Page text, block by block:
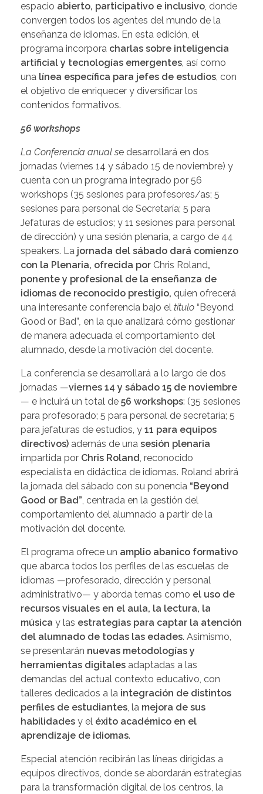
espacio abierto, participativo e inclusivo, donde
convergen todos los agentes del mundo de la
enseñanza de idiomas. En esta edición, el
programa incorpora charlas sobre inteligencia
artificial y tecnologías emergentes, así como
una línea específica para jefes de estudios, con
el objetivo de enriquecer y diversificar los
contenidos formativos.
56 workshops
La Conferencia anual se desarrollará en dos
jornadas (viernes 14 y sábado 15 de noviembre) y
cuenta con un programa integrado por 56
workshops (35 sesiones para profesores/as; 5
sesiones para personal de Secretaría; 5 para
Jefaturas de estudios; y 11 sesiones para personal
de dirección) y una sesión plenaria, a cargo de 44
speakers. La jornada del sábado dará comienzo
con la Plenaria, ofrecida por Chris Roland,
ponente y profesional de la enseñanza de
idiomas de reconocido prestigio, quien ofrecerá
una interesante conferencia bajo el título “Beyond
Good or Bad”, en la que analizará cómo gestionar
de manera adecuada el comportamiento del
alumnado, desde la motivación del docente.
La conferencia se desarrollará a lo largo de dos
jornadas —viernes 14 y sábado 15 de noviembre
— e incluirá un total de 56 workshops: (35 sesiones
para profesorado; 5 para personal de secretaría; 5
para jefaturas de estudios, y 11 para equipos
directivos) además de una sesión plenaria
impartida por Chris Roland, reconocido
especialista en didáctica de idiomas. Roland abrirá
la jornada del sábado con su ponencia “Beyond
Good or Bad”, centrada en la gestión del
comportamiento del alumnado a partir de la
motivación del docente.
El programa ofrece un amplio abanico formativo
que abarca todos los perfiles de las escuelas de
idiomas —profesorado, dirección y personal
administrativo— y aborda temas como el uso de
recursos visuales en el aula, la lectura, la
música y las estrategias para captar la atención
del alumnado de todas las edades. Asimismo,
se presentarán nuevas metodologías y
herramientas digitales adaptadas a las
demandas del actual contexto educativo, con
talleres dedicados a la integración de distintos
perfiles de estudiantes, la mejora de sus
habilidades y el éxito académico en el
aprendizaje de idiomas.
Especial atención recibirán las líneas dirigidas a
equipos directivos, donde se abordarán estrategias
para la transformación digital de los centros, la